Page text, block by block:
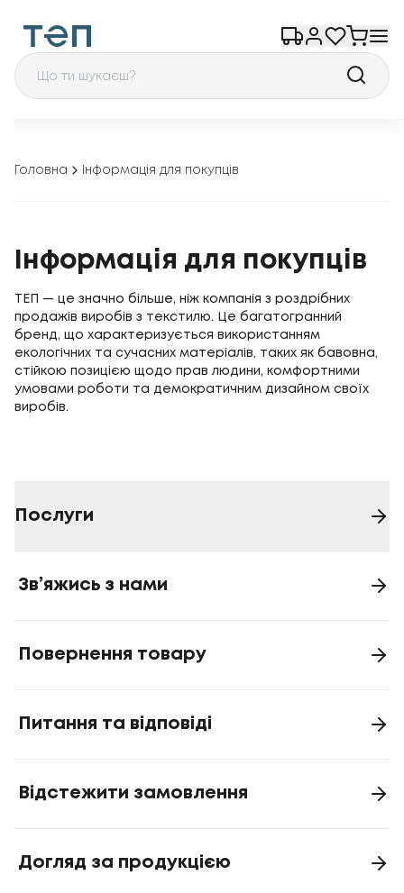
Головна Інформація для покупців
Інформація для покупців
ТЕП — це значно більше, ніж компанія з роздрібних
продажів виробів з текстилю. Це багатогранний
бренд, що характеризується використанням
екологічних та сучасних матеріалів, таких як бавовна,
стійкою позицією щодо прав людини, комфортними
умовами роботи та демократичним дизайном своїх
виробів.
Послуги
Зв’яжись з нами
Повернення товару
Питання та відповіді
Відстежити замовлення
Догляд за продукцією